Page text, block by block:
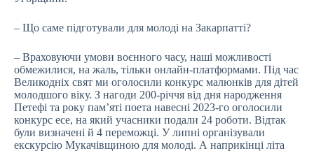
– Що саме підготували для молоді на Закарпатті?
– Враховуючи умови воєнного часу, наші можливості
обмежилися, на жаль, тільки онлайн-платформами. Під час
Великодніх свят ми оголосили конкурс малюнків для дітей
молодшого віку. З нагоди 200-річчя від дня народження
Петефі та року пам’яті поета навесні 2023-го оголосили
конкурс есе, на який учасники подали 24 роботи. Відтак
були визначені й 4 переможці. У липні організували
екскурсію Мукачівщиною для молоді. А наприкінці літа